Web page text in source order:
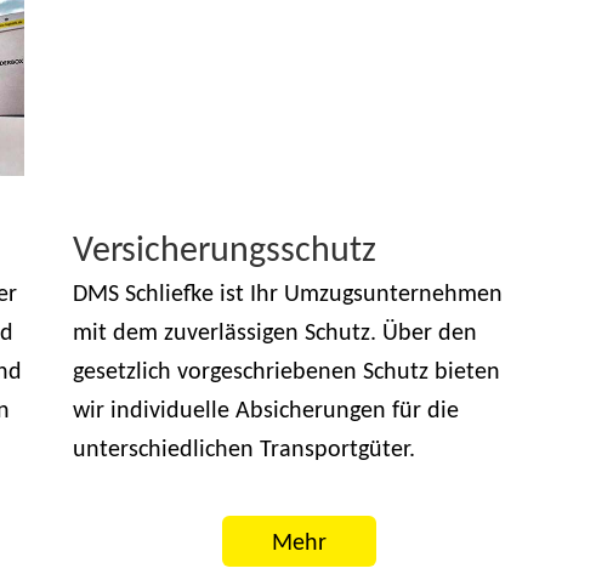
Versicherungsschutz
DMS Schliefke ist Ihr Umzugsunternehmen
mit dem zuverlässigen Schutz. Über den
gesetzlich vorgeschriebenen Schutz bieten
wir individuelle Absicherungen für die
unterschiedlichen Transportgüter.
Mehr